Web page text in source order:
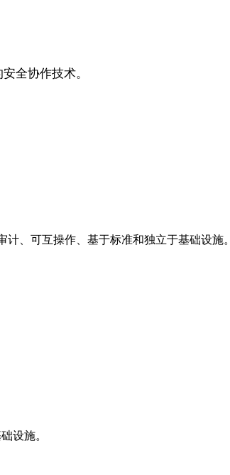
全协作技术。
、可互操作、基于标准和独立于基础设施。
设施。